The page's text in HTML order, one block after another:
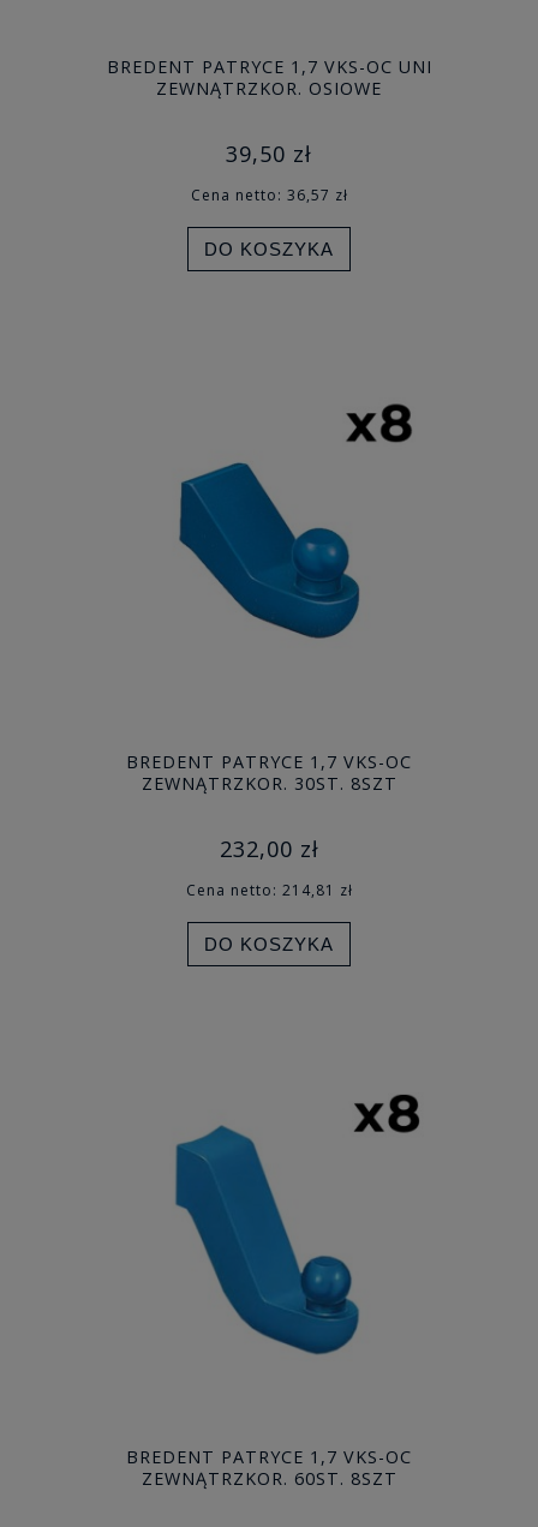
BREDENT PATRYCE 1,7 VKS-OC UNI
ZEWNĄTRZKOR. OSIOWE
39,50 zł
Cena netto: 36,57 zł
DO KOSZYKA
BREDENT PATRYCE 1,7 VKS-OC
ZEWNĄTRZKOR. 30ST. 8SZT
232,00 zł
Cena netto: 214,81 zł
DO KOSZYKA
BREDENT PATRYCE 1,7 VKS-OC
ZEWNĄTRZKOR. 60ST. 8SZT